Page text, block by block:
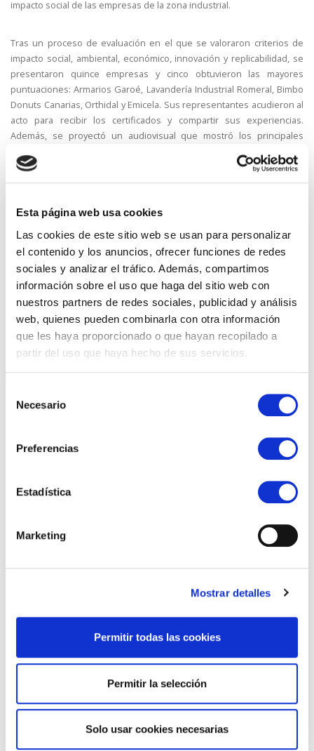
Esta página web usa cookies
Las cookies de este sitio web se usan para personalizar
el contenido y los anuncios, ofrecer funciones de redes
sociales y analizar el tráfico. Además, compartimos
información sobre el uso que haga del sitio web con
nuestros partners de redes sociales, publicidad y análisis
web, quienes pueden combinarla con otra información
que les haya proporcionado o que hayan recopilado a
partir del uso que haya hecho de sus servicios.
Necesario
Preferencias
Estadística
Marketing
Mostrar detalles
Permitir todas las cookies
Permitir la selección
Solo usar cookies necesarias
impacto social de las empresas de la zona industrial.
Tras un proceso de evaluación en el que se valoraron criterios de
impacto social, ambiental, económico, innovación y replicabilidad, se
presentaron quince empresas y cinco obtuvieron las mayores
puntuaciones: Armarios Garoé, Lavandería Industrial Romeral, Bimbo
Donuts Canarias, Orthidal y Emicela. Sus representantes acudieron al
acto para recibir los certificados y compartir sus experiencias.
Además, se proyectó un audiovisual que mostró los principales
El presidente de AENAGA destacó el compromiso de la asociación con
la excelencia empresarial y su papel como elemento dinamizador de
subrayó la importancia de impulsar un desarrollo sostenible de la
industria y de reconocer el esfuerzo de las empresas que
contribuyen al bienestar no solo del municipio, sino de toda Canarias.
La Zona Industrial de Arinaga se ha consolidado como un referente
en Canarias y también a nivel nacional, sirviendo como punta de lanza
para el desarrollo económico.
CATEGORÍAS
Eventos
El Ayuntamiento de Agüimes mant...
Hemodonación y Hemoterapia comi...
07/07/2026
La Asociación Empresari...
06/07/2026